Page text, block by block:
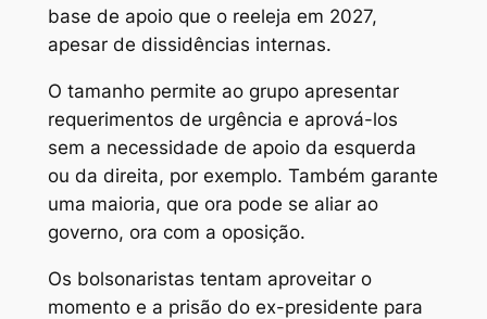
base de apoio que o reeleja em 2027,
apesar de dissidências internas.
O tamanho permite ao grupo apresentar
requerimentos de urgência e aprová-los
sem a necessidade de apoio da esquerda
ou da direita, por exemplo. Também garante
uma maioria, que ora pode se aliar ao
governo, ora com a oposição.
Os bolsonaristas tentam aproveitar o
momento e a prisão do ex-presidente para